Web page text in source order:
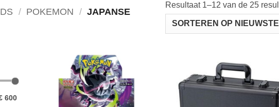
/ POKEMON / JAPANSE
Resultaat 1–12 van de 25
600
Voeg toe
aan
favorieten
Voeg